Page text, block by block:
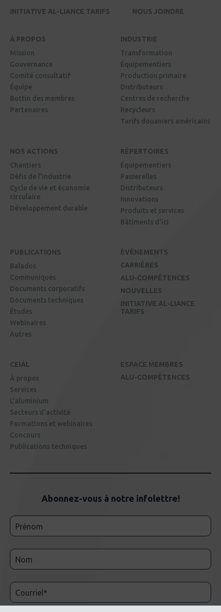
INITIATIVE AL-LIANCE TARIFS NOUS JOINDRE
À PROPOS
Mission
Gouvernance
Comité consultatif
Équipe
Bottin des membres
Partenaires
INDUSTRIE
Transformation
Équipementiers
Production primaire
Distributeurs
Centres de recherche
Recycleurs
Tarifs douaniers américains
NOS ACTIONS
Chantiers
Défis de l'industrie
Cycle de vie et économie
circulaire
Développement durable
RÉPERTOIRES
Équipementiers
Passerelles
Distributeurs
Innovations
Produits et services
Bâtiments d'ici
PUBLICATIONS
Balados
Communiqués
Documents corporatifs
Documents techniques
Études
Webinaires
Autres
ÉVÉNEMENTS
CARRIÈRES
ALU-COMPÉTENCES
NOUVELLES
INITIATIVE AL-LIANCE
TARIFS
CEIAL
À propos
Services
L'aluminium
Secteurs d'activité
Formations et webinaires
Concours
Publications techniques
ESPACE MEMBRES
ALU-COMPÉTENCES
Abonnez-vous à notre infolettre!